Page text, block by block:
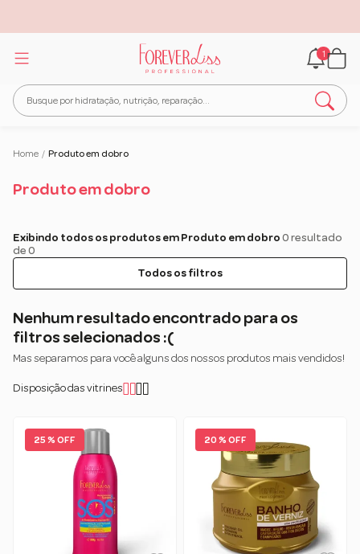
1
Home / Produto em dobro
Produto em dobro
Exibindo todos os produtos em Produto em dobro 0 resultado
de 0
Todos os filtros
Nenhum resultado encontrado para os
filtros selecionados :(
Mas separamos para você alguns dos nossos produtos mais vendidos!
Disposição das vitrines
25 % OFF 20 % OFF